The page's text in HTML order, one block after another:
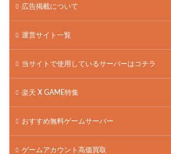
広告掲載について
運営サイト一覧
当サイトで使用しているサーバーはコチラ
楽天 X GAME特集
おすすめ無料ゲームサーバー
ゲームアカウント高価買取